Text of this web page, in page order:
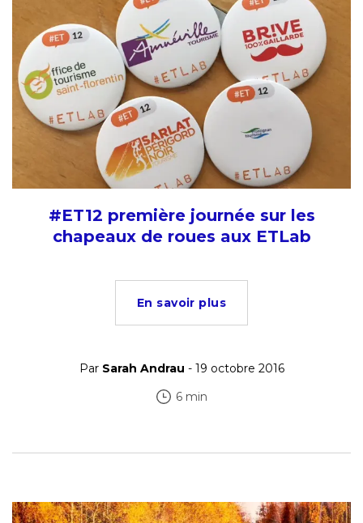
#ET12 première journée sur les
chapeaux de roues aux ETLab
En savoir plus
Par Sarah Andrau - 19 octobre 2016
6 min